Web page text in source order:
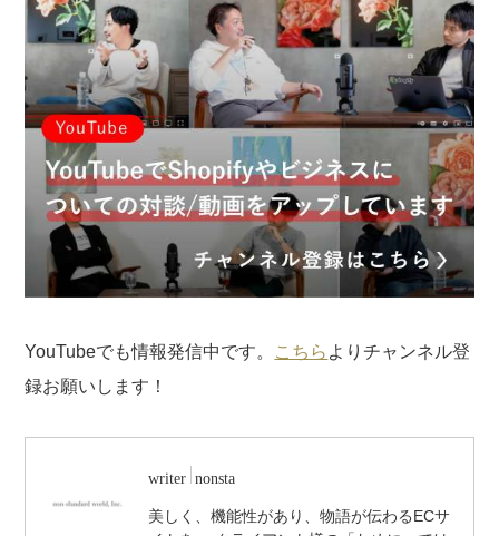
YouTubeでも情報発信中です。 こちら よりチャンネル登
録お願いします！
writer nonsta
美しく、機能性があり、物語が伝わるECサ